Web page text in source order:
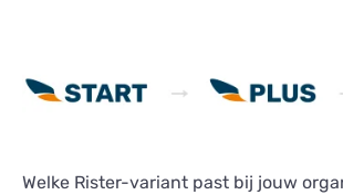
Welke Rister-variant past bij jouw